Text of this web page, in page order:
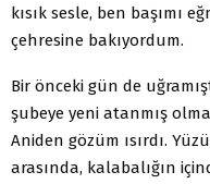
kısık sesle, ben başımı
çehresine bakıyordum.
Bir önceki gün de
şubeye yeni atanmış
Aniden gözüm ısırdı.
arasında, kalabalığın